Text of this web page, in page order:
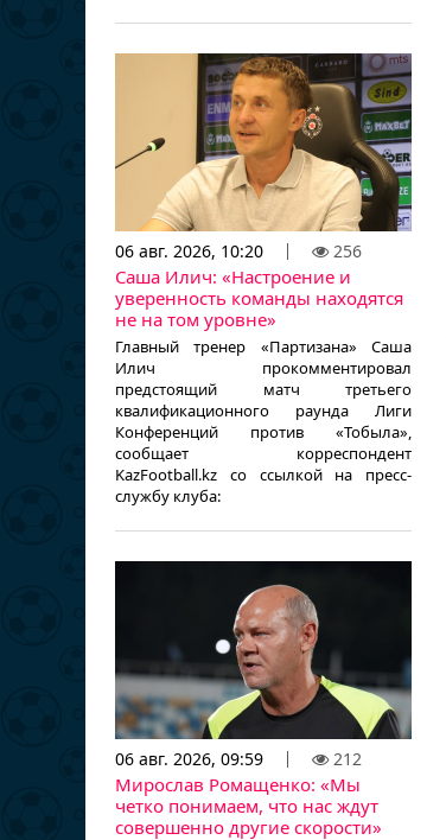
06 авг. 2026, 10:20 256
Саша Илич: «Настроение и
уверенность команды находятся
не на том уровне»
Главный тренер «Партизана» Саша
Илич прокомментировал
предстоящий матч третьего
квалификационного раунда Лиги
Конференций против «Тобыла»,
сообщает корреспондент
KazFootball.kz со ссылкой на пресс-
службу клуба:
06 авг. 2026, 09:59 212
Мирослав Ромащенко: «Мы
четко понимаем, что нас ждут
совершенно другие скорости»